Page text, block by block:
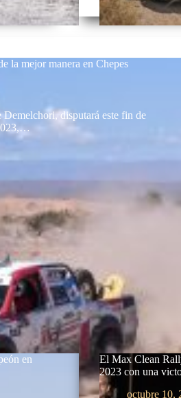
la mejor manera en Chepes
disputará este fin de
en
El Max Clean
2023 con una
octubre 10,